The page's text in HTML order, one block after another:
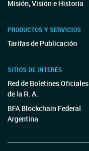
Misión, Visión e Historia
PRODUCTOS Y SERVICIOS
Tarifas de Publicación
SITIOS DE INTERÉS
Red de Boletines Oficiales
de la R. A.
BFA Blockchain Federal
Argentina